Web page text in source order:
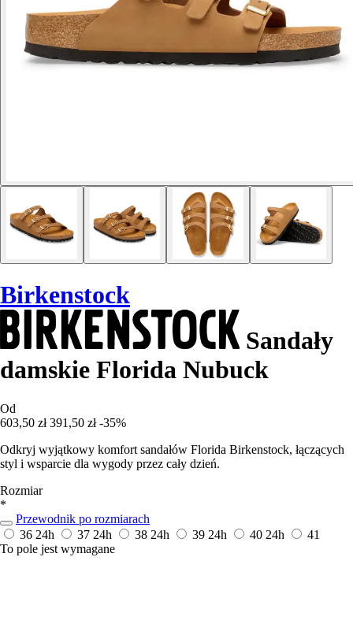
Birkenstock
Sandały
damskie Florida Nubuck
Od
603,50 zł 391,50 zł -35%
Odkryj wyjątkowy komfort sandałów Florida Birkenstock, łączących
styl i wsparcie dla wygody przez cały dzień.
Rozmiar
*
Przewodnik po rozmiarach
36 24h 37 24h 38 24h 39 24h 40 24h
41
To pole jest wymagane